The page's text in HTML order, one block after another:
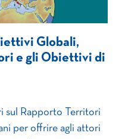
Globali,
e gli Obiettivi di
sul Rapporto Territori
per offrire agli attori